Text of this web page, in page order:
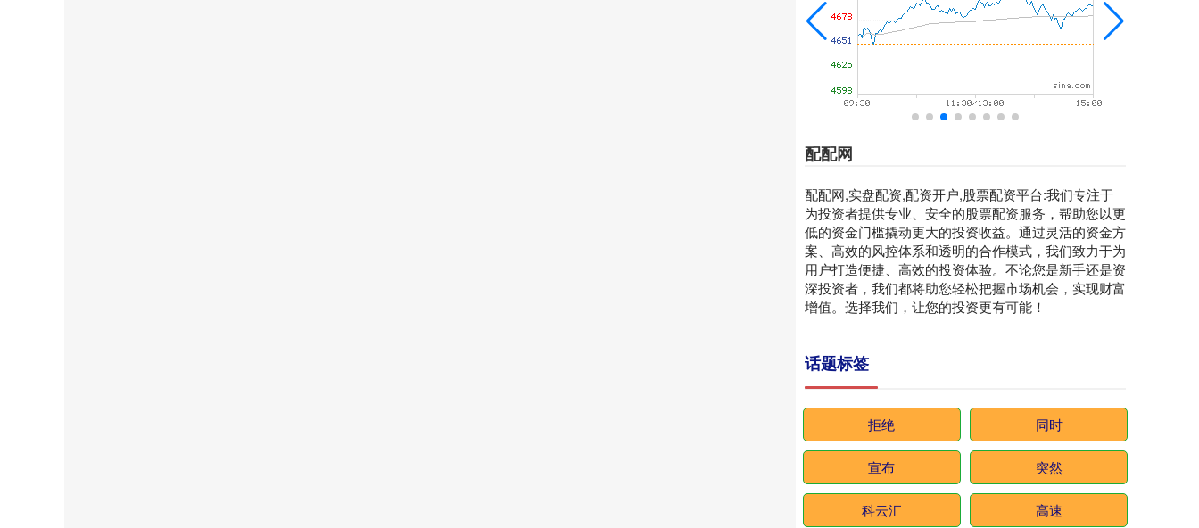
配配网
配配网,实盘配资,配资开户,股票配资平台:我们专注于
为投资者提供专业、安全的股票配资服务，帮助您以更
低的资金门槛撬动更大的投资收益。通过灵活的资金方
案、高效的风控体系和透明的合作模式，我们致力于为
用户打造便捷、高效的投资体验。不论您是新手还是资
深投资者，我们都将助您轻松把握市场机会，实现财富
增值。选择我们，让您的投资更有可能！
话题标签
拒绝 同时
宣布 突然
科云汇 高速